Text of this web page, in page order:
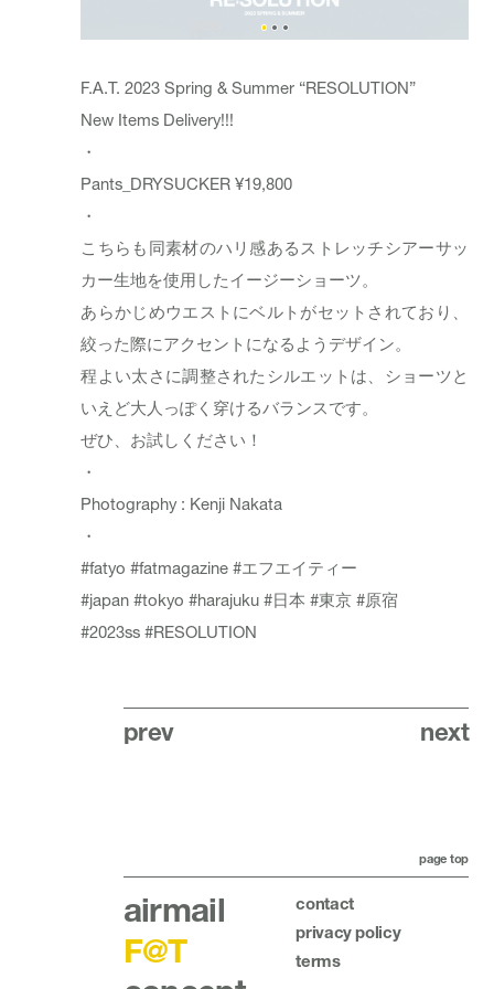
F.A.T. 2023 Spring & Summer “RESOLUTION”
New Items Delivery!!!
・
Pants_ DRYSUCKER ¥19,800
・
こちらも同素材のハリ感あるストレッチシアーサッ
カー生地を使用したイージーショーツ。
あらかじめウエストにベルトがセットされており、
絞った際にアクセントになるようデザイン。
程よい太さに調整されたシルエットは、ショーツと
いえど大人っぽく穿けるバランスです。
ぜひ、お試しください！
・
Photography : Kenji Nakata
・
#fatyo #fatmagazine #エフエイティー
#japan #tokyo #harajuku #日本 #東京 #原宿
#2023ss #RESOLUTION
prev next
airmail
F@T
contact
privacy policy
terms
page top